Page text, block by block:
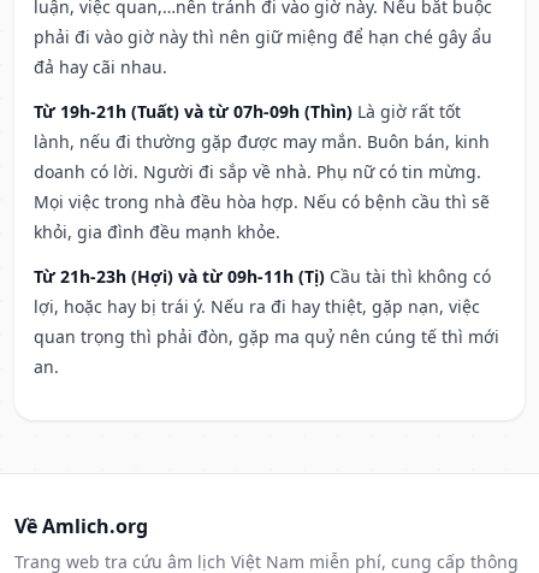
luận, việc quan,…nên tránh đi vào giờ này. Nếu bắt buộc
phải đi vào giờ này thì nên giữ miệng để hạn ché gây ẩu
đả hay cãi nhau.
Từ 19h-21h (Tuất) và từ 07h-09h (Thìn) Là giờ rất tốt
lành, nếu đi thường gặp được may mắn. Buôn bán, kinh
doanh có lời. Người đi sắp về nhà. Phụ nữ có tin mừng.
Mọi việc trong nhà đều hòa hợp. Nếu có bệnh cầu thì sẽ
khỏi, gia đình đều mạnh khỏe.
Từ 21h-23h (Hợi) và từ 09h-11h (Tị) Cầu tài thì không có
lợi, hoặc hay bị trái ý. Nếu ra đi hay thiệt, gặp nạn, việc
quan trọng thì phải đòn, gặp ma quỷ nên cúng tế thì mới
an.
Về Amlich.org
Trang web tra cứu âm lịch Việt Nam miễn phí, cung cấp thông